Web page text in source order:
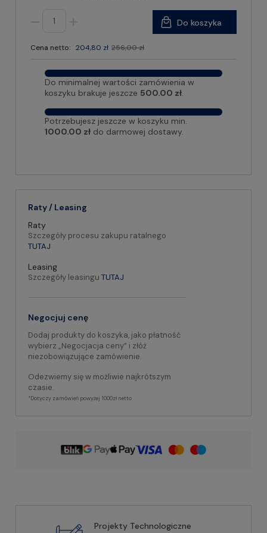
Cena netto: 204,80 zł 256,00 zł
Do koszyka
Do minimalnej wartości zamówienia w
koszyku brakuje jeszcze 500.00 zł.
Potrzebujesz jeszcze w koszyku min.
1000.00 zł do darmowej dostawy.
Raty / Leasing
Raty
Szczegóły procesu zakupu ratalnego
TUTAJ
Leasing
Szczegóły leasingu TUTAJ
Negocjuj cenę
Dodaj produkty do koszyka, jako płatność
wybierz „Negocjacja ceny” i złóż
niezobowiązujące zamówienie.
Odezwiemy się w możliwie najkrótszym
czasie.
*Dotyczy zamówień powyżej 1000zł netto
Projekty Technologiczne